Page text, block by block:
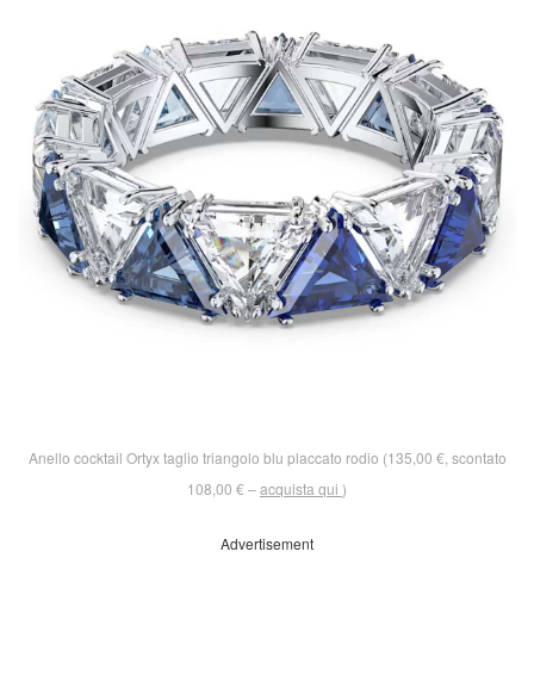
Anello cocktail Ortyx taglio triangolo blu placcato rodio (135,00 €, scontato
108,00 € –acquista qui )
Advertisement